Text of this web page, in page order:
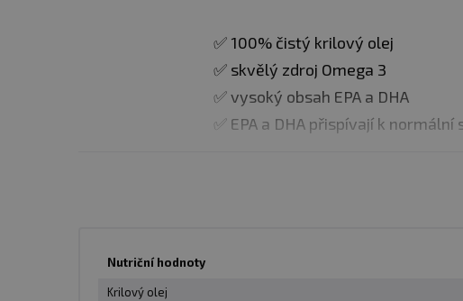
✅ 100% čistý krilový olej
✅ skvělý zdroj Omega 3
✅ vysoký obsah EPA a DHA
✅ EPA a DHA přispívají k
: Užíjvete 1 tobolku 1x
Nutriční hodnoty
Krilový olej